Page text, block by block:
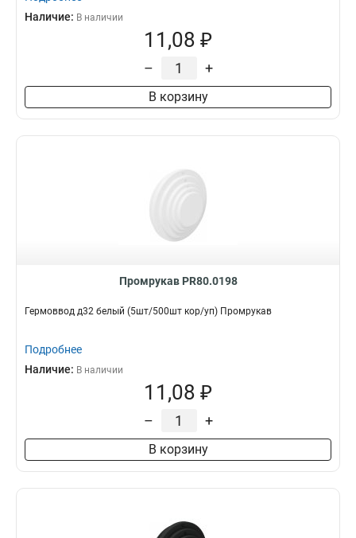
Наличие: В наличии
11,08 ₽
– +
В корзину
Промрукав PR80.0198
Гермоввод д32 белый (5шт/500шт кор/уп) Промрукав
Подробнее
Наличие: В наличии
11,08 ₽
– +
В корзину